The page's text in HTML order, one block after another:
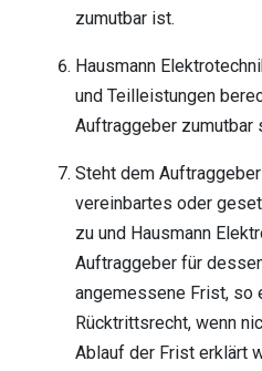
zumutbar ist.
Hausmann
und Teilleistungen
Auftraggeber zumutbar
Steht dem
vereinbartes oder
zu und Hausmann
Auftraggeber für
angemessene Frist, so
Rücktrittsrecht, wenn
Ablauf der Frist erklärt